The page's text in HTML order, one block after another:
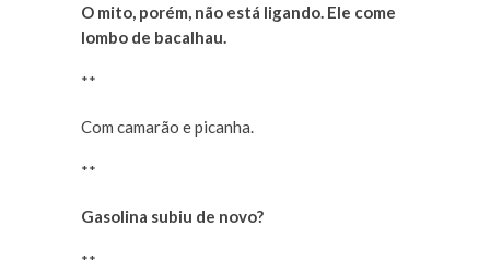
O mito, porém, não está ligando. Ele come
lombo de bacalhau.
**
Com camarão e picanha.
**
Gasolina subiu de novo?
**